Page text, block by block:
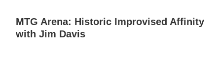
MTG Arena: Historic Improvised Affinity
with Jim Davis